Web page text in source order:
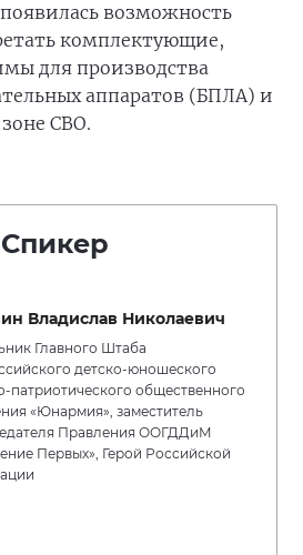
возможность
комплектующие,
для производства
аппаратов (БПЛА) и
СВО.
Спикер
Владислав Николаевич
Главного Штаба
детско-юношеского
патриотического общественного
«Юнармия», заместитель
Правления ООГДДиМ
Первых», Герой Российской